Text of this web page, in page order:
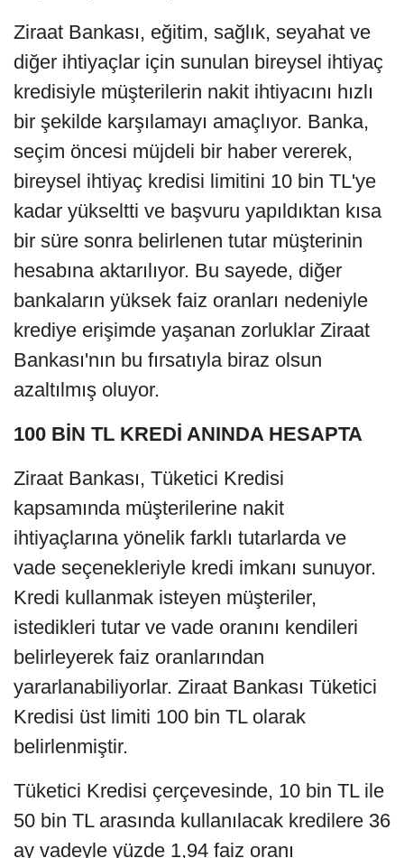
Ziraat Bankası, eğitim, sağlık, seyahat ve
diğer ihtiyaçlar için sunulan bireysel ihtiyaç
kredisiyle müşterilerin nakit ihtiyacını hızlı
bir şekilde karşılamayı amaçlıyor. Banka,
seçim öncesi müjdeli bir haber vererek,
bireysel ihtiyaç kredisi limitini 10 bin TL'ye
kadar yükseltti ve başvuru yapıldıktan kısa
bir süre sonra belirlenen tutar müşterinin
hesabına aktarılıyor. Bu sayede, diğer
bankaların yüksek faiz oranları nedeniyle
krediye erişimde yaşanan zorluklar Ziraat
Bankası'nın bu fırsatıyla biraz olsun
azaltılmış oluyor.
100 BİN TL KREDİ ANINDA HESAPTA
Ziraat Bankası, Tüketici Kredisi
kapsamında müşterilerine nakit
ihtiyaçlarına yönelik farklı tutarlarda ve
vade seçenekleriyle kredi imkanı sunuyor.
Kredi kullanmak isteyen müşteriler,
istedikleri tutar ve vade oranını kendileri
belirleyerek faiz oranlarından
yararlanabiliyorlar. Ziraat Bankası Tüketici
Kredisi üst limiti 100 bin TL olarak
belirlenmiştir.
Tüketici Kredisi çerçevesinde, 10 bin TL ile
50 bin TL arasında kullanılacak kredilere 36
ay vadeyle yüzde 1,94 faiz oranı